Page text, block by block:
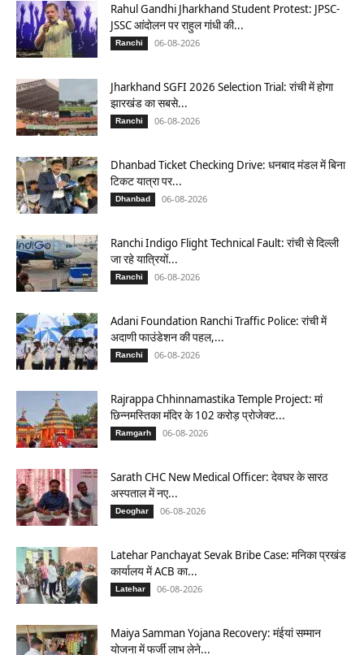
Rahul Gandhi Jharkhand Student Protest: JPSC-
JSSC आंदोलन पर राहुल गांधी की...
Ranchi 06-08-2026
Jharkhand SGFI 2026 Selection Trial: रांची में होगा
झारखंड का सबसे...
Ranchi 06-08-2026
Dhanbad Ticket Checking Drive: धनबाद मंडल में बिना
टिकट यात्रा पर...
Dhanbad 06-08-2026
Ranchi Indigo Flight Technical Fault: रांची से दिल्ली
जा रहे यात्रियों...
Ranchi 06-08-2026
Adani Foundation Ranchi Traffic Police: रांची में
अदाणी फाउंडेशन की पहल,...
Ranchi 06-08-2026
Rajrappa Chhinnamastika Temple Project: मां
छिन्नमस्तिका मंदिर के 102 करोड़ प्रोजेक्ट...
Ramgarh 06-08-2026
Sarath CHC New Medical Officer: देवघर के सारठ
अस्पताल में नए...
Deoghar 06-08-2026
Latehar Panchayat Sevak Bribe Case: मनिका प्रखंड
कार्यालय में ACB का...
Latehar 06-08-2026
Maiya Samman Yojana Recovery: मंईयां सम्मान
योजना में फर्जी लाभ लेने...